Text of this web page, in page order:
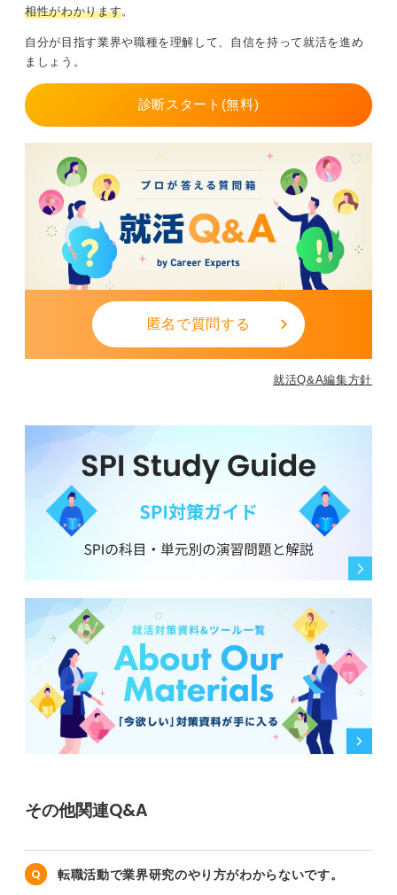
が効果的です。
各自治体が掲げる読書推進計画などの行政資料を読み込
み、施策の意図を把握する準備を整えましょう。
しての図書館の意義を自分なりの言葉で伝えてくださ
い。
0
相性がわかります。
自分が目指す業界や職種を理解して、自信を持って就活を進め
ましょう。
診断スタート(無料)
匿名で質問する
就活Q&A編集方針
その他関連Q&A
転職活動で業界研究のやり方がわからないです。